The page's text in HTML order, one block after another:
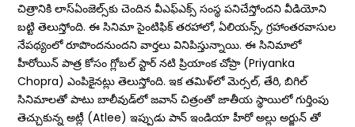
చిత్రానికి లాస్‌ఏంజెల్స్‌కు చెందిన వీఎఫ్‌ఎక్స్‌ సంస్థ పనిచేస్తోందని వీడియోని
బ‌ట్టి తెలుస్తోంది. ఈ సినిమా సైంటిఫిక్‌ తరహాలో, ఏలియన్స్‌, గ్రహాంతరవాసుల
నేప‌థ్యంలో రూపొంద‌నుంద‌ని వార్తలు వినిపిస్తున్నాయి. ఈ సినిమాలో
హీరోయిన్​ పాత్ర కోసం గ్లోబల్ స్టార్ నటి ప్రియాంక చోప్రా (Priyanka
Chopra) ఎంపికైనట్లు తెలుస్తోంది. ఇక తమిళ్‌లో మెర్సల్‌, తేరి, బిగిల్‌
సినిమాలతో పాటు బాలీవుడ్‌లో జవాన్‌ చిత్రంతో జాతీయ స్థాయిలో గుర్తింపు
తెచ్చుకున్న అట్లీ (Atlee) ఇప్పుడు పాన్ ఇండియా హీరో అల్లు అర్జున్ తో